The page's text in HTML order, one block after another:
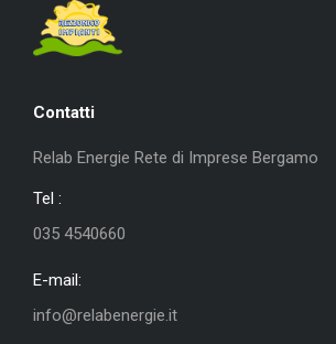
Contatti
Relab Energie Rete di Imprese Bergamo
Tel :
035 4540660
E-mail:
info@relabenergie.it